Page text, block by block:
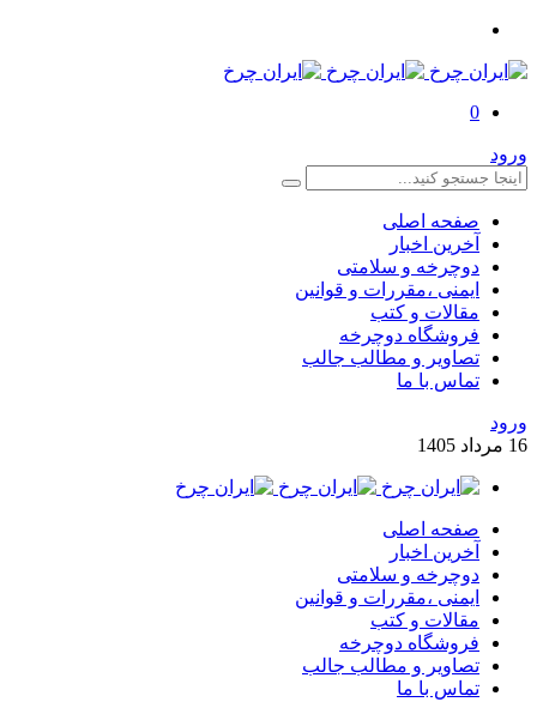
0
ورود
صفحه اصلی
آخرین اخبار
دوچرخه و سلامتی
ایمنی ،مقررات و قوانین
مقالات و کتب
فروشگاه دوچرخه
تصاویر و مطالب جالب
تماس با ما
ورود
16 مرداد 1405
صفحه اصلی
آخرین اخبار
دوچرخه و سلامتی
ایمنی ،مقررات و قوانین
مقالات و کتب
فروشگاه دوچرخه
تصاویر و مطالب جالب
تماس با ما